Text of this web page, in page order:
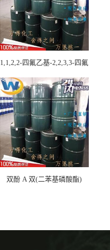
1,1,2,2-四氟乙基-2,2,3,3-四氟
双酚 A 双(二苯基磷酸酯)